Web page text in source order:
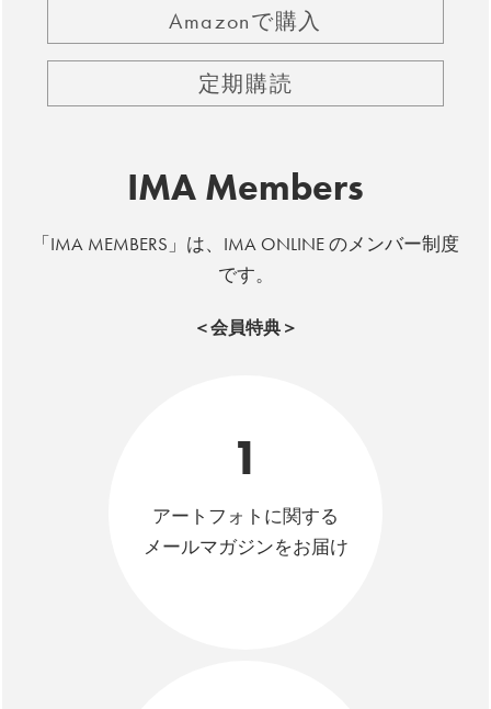
Amazonで購入
定期購読
IMA Members
「IMA MEMBERS」は、IMA ONLINE のメンバー制度
です。
＜会員特典＞
1
アートフォトに関する
メールマガジンをお届け